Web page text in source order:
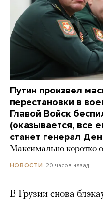
Путин произвел
перестановки в
Главой Войск
(оказывается, все
станет генерал
Максимально коротко
НОВОСТИ 20 часов назад
В Грузии снова